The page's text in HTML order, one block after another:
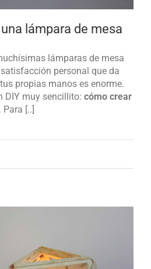
lámpara de mesa
lámparas de mesa
personal que da
propias manos es enorme.
DIY muy sencillito: cómo crear
. Para [..]